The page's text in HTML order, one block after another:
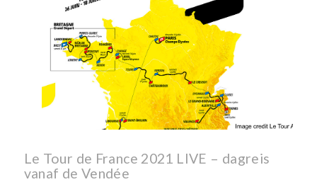
Le Tour de France 2021 LIVE – dagreis
vanaf de Vendée